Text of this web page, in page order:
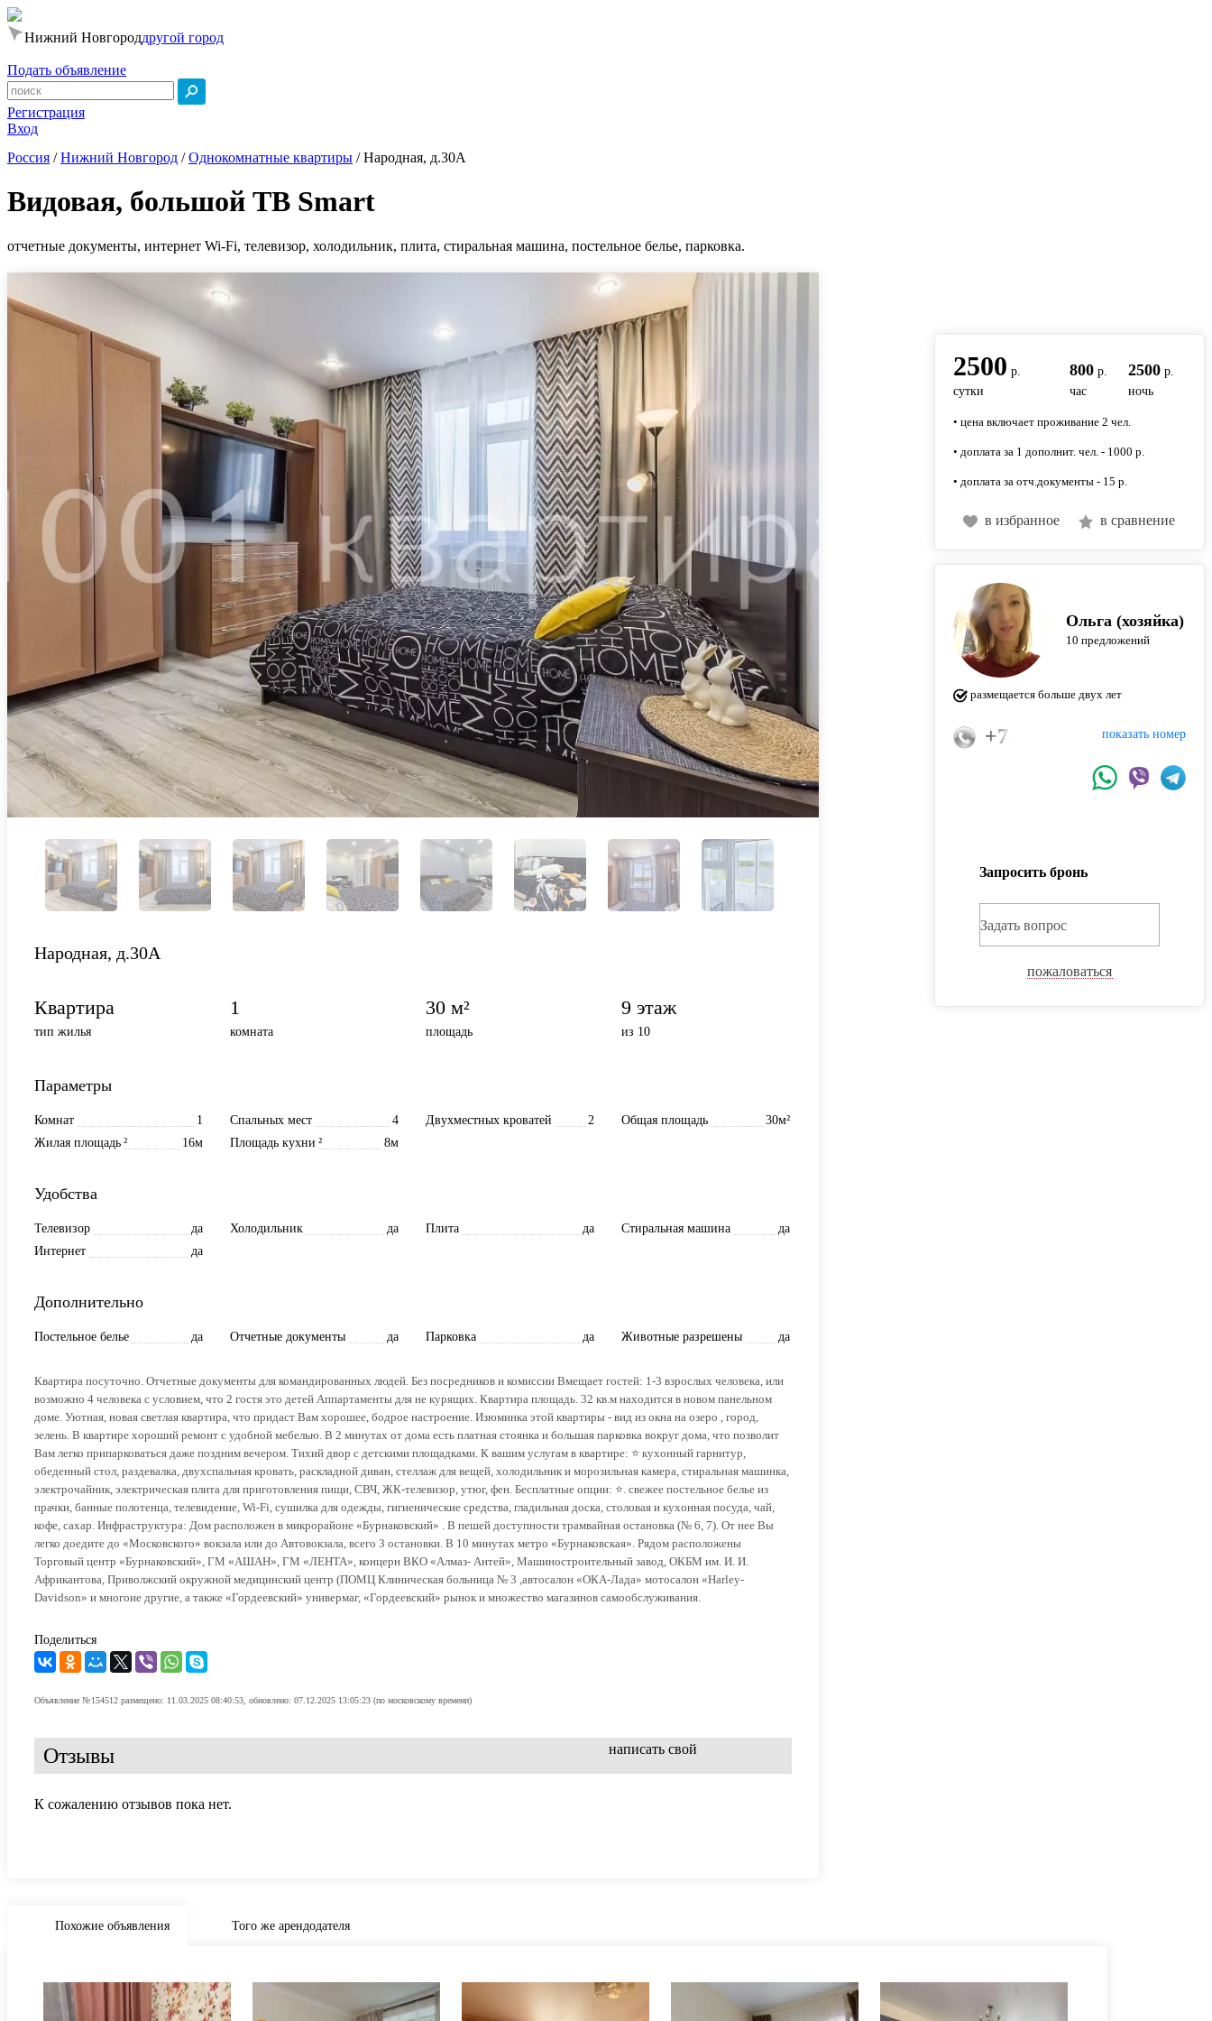
Нижний Новгороддругой город
Подать объявление
Регистрация
Вход
Россия /Нижний Новгород /Однокомнатные квартиры /Народная, д.30А
Видовая, большой ТВ Smart
отчетные документы, интернет Wi-Fi, телевизор, холодильник, плита, стиральная машина, постельное белье, парковка.
Народная, д.30А
Квартира
тип жилья
1
комната
30 м²
площадь
9 этаж
из 10
Параметры
Комнат 1 Спальных мест 4 Двухместных кроватей 2 Общая площадь
30м²
Жилая площадь
16м
² Площадь кухни 8м
²
Удобства
Телевизор да Холодильник да Плита да Стиральная машина
да
Интернет
да
Дополнительно
Постельное белье да Отчетные документы да Парковка да Животные разрешены да
Квартира посуточно. Отчетные документы для командированных людей. Без посредников и комиссии Вмещает гостей: 1-3 взрослых человека, или
возможно 4 человека с условием, что 2 гостя это детей Аппартаменты для не курящих. Квартира площадь. 32 кв.м находится в новом панельном
доме. Уютная, новая светлая квартира, что придаст Вам хорошее, бодрое настроение. Изюминка этой квартиры - вид из окна на озеро , город,
зелень. В квартире хороший ремонт с удобной мебелью. В 2 минутах от дома есть платная стоянка и большая парковка вокруг дома, что позволит
Вам легко припарковаться даже поздним вечером. Тихий двор с детскими площадками. К вашим услугам в квартире: ⭐️ кухонный гарнитур,
обеденный стол, раздевалка, двухспальная кровать, раскладной диван, стеллаж для вещей, холодильник и морозильная камера, стиральная машинка,
электрочайник, электрическая плита для приготовления пищи, СВЧ, ЖК-телевизор, утюг, фен. Бесплатные опции: ⭐️. свежее постельное белье из
прачки, банные полотенца, телевидение, Wi-Fi, сушилка для одежды, гигиенические средства, гладильная доска, столовая и кухонная посуда, чай,
кофе, сахар. Инфраструктура: Дом расположен в микрорайоне «Бурнаковский» . В пешей доступности трамвайная остановка (№ 6, 7). От нее Вы
легко доедите до «Московского» вокзала или до Автовокзала, всего 3 остановки. В 10 минутах метро «Бурнаковская». Рядом расположены
Торговый центр «Бурнаковский», ГМ «АШАН», ГМ «ЛЕНТА», концерн ВКО «Алмаз- Антей», Машиностроительный завод, ОКБМ им. И. И.
Африкантова, Приволжский окружной медицинский центр (ПОМЦ Клиническая больница № 3 ,автосалон «ОКА-Лада» мотосалон «Harley-
Davidson» и многоие другие, а также «Гордеевский» универмаг, «Гордеевский» рынок и множество магазинов самообслуживания.
Поделиться
Объявление №154512 размещено: 11.03.2025 08:40:53, обновлено: 07.12.2025 13:05:23 (по московскому времени)
Отзывы написать свой
К сожалению отзывов пока нет.
2500 р.
сутки
800 р.
час
2500р.
ночь
• цена включает проживание 2 чел.
• доплата за 1 дополнит. чел. - 1000 р.
• доплата за отч.документы - 15 р.
в избранное в сравнение
Ольга (хозяйка)
10 предложений
размещается больше двух лет
показать номер
+7 (915) 949-35-04
Запросить бронь
Задать вопрос
пожаловаться
Похожие объявления Того же арендодателя